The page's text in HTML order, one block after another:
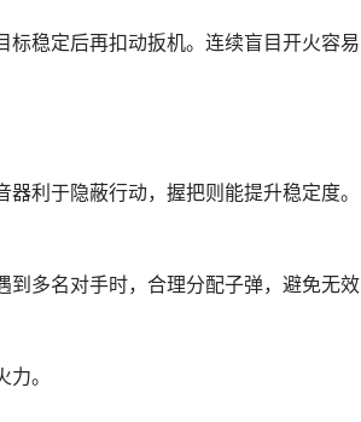
稳定后再扣动扳机。连续盲目开火容易
利于隐蔽行动，握把则能提升稳定度。
到多名对手时，合理分配子弹，避免无效
。